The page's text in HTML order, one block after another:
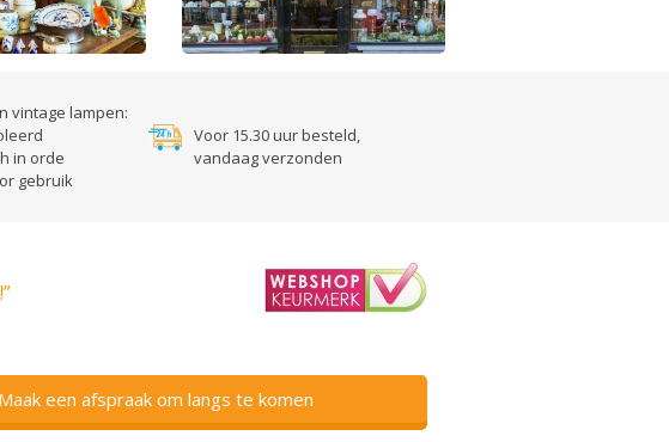
vintage lampen:
in orde
gebruik
Voor 15.30 uur besteld,
vandaag verzonden
Maak een afspraak om langs te komen